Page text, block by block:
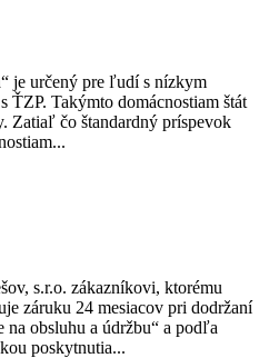
je určený pre ľudí s nízkym
ŤZP. Takýmto domácnostiam štát
Zatiaľ čo štandardný príspevok
s.r.o. zákazníkovi, ktorému
záruku 24 mesiacov pri dodržaní
obsluhu a údržbu“ a podľa
poskytnutia...